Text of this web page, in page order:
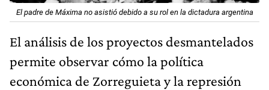
El padre de Máxima no asistió debido a su rol en la dictadura argentina
El análisis de los proyectos desmantelados
permite observar cómo la política
económica de Zorreguieta y la represión